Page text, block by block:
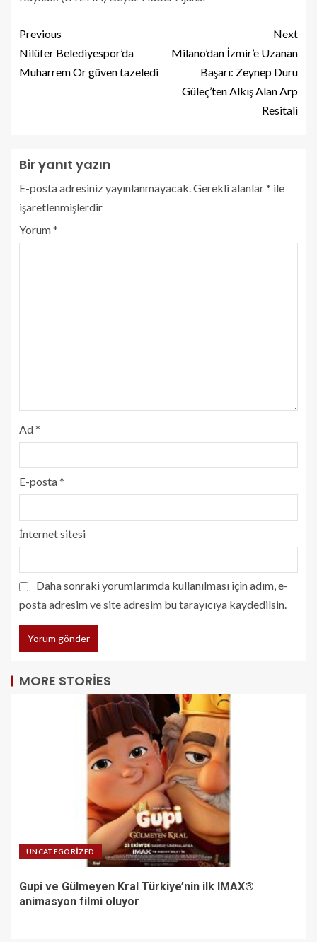
Previous
Nilüfer Belediyespor’da
Muharrem Or güven tazeledi
Next
Milano’dan İzmir’e Uzanan
Başarı: Zeynep Duru
Güleç’ten Alkış Alan Arp
Resitali
Bir yanıt yazın
E-posta adresiniz yayınlanmayacak. Gerekli alanlar* ile
işaretlenmişlerdir
Yorum*
Ad*
E-posta*
İnternet sitesi
Daha sonraki yorumlarımda kullanılması için adım, e-
posta adresim ve site adresim bu tarayıcıya kaydedilsin.
MORE STORIES
UNCATEGORIZED
Gupi ve Gülmeyen Kral Türkiye’nin ilk IMAX®
animasyon filmi oluyor